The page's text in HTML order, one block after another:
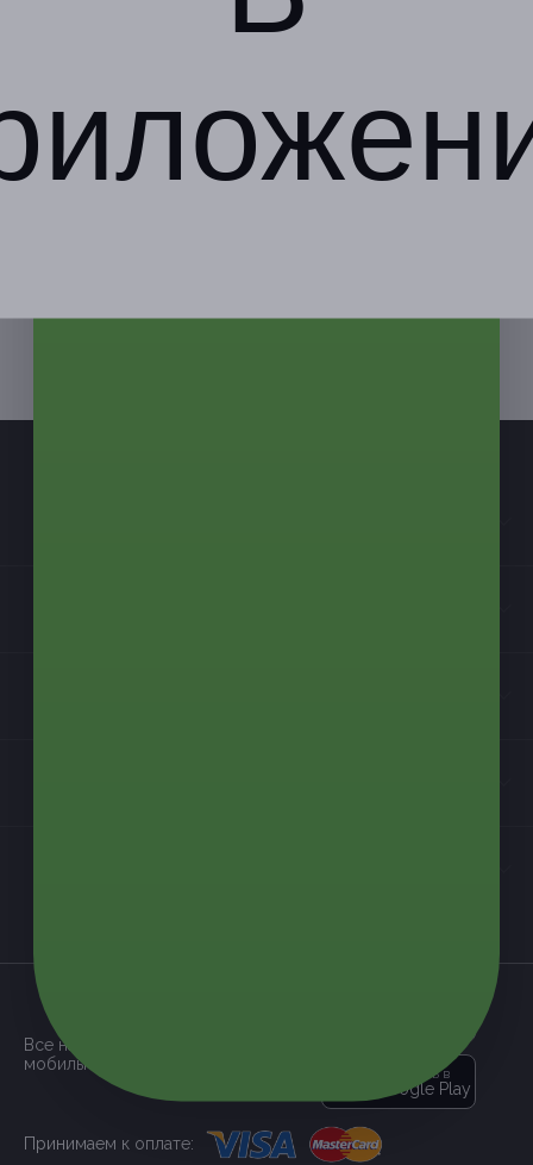
Все наши купоны доступны через
мобильное приложение:
загрузить в
Google Play
Принимаем к оплате: